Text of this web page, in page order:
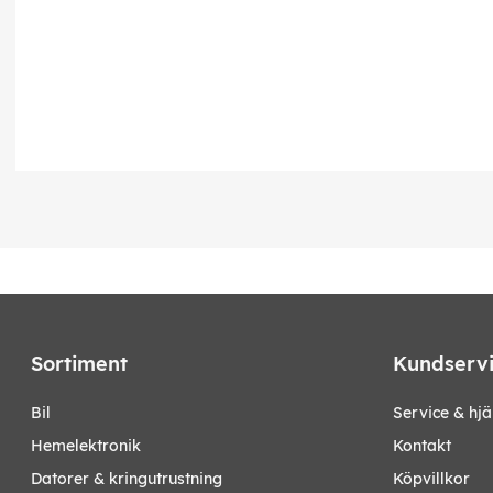
Sortiment
bil
hemelektronik
datorer & kringutrustning
Service &
Kontakt
Köpvillkor